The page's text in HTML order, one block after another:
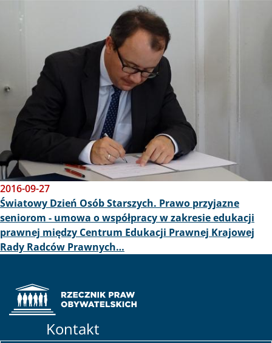
2016-09-27
Światowy Dzień Osób Starszych. Prawo przyjazne
seniorom - umowa o współpracy w zakresie edukacji
prawnej między Centrum Edukacji Prawnej Krajowej
Rady Radców Prawnych…
Kontakt